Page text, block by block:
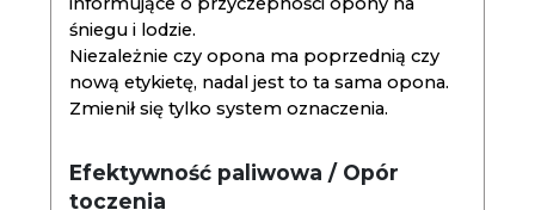
śniegu i lodzie.
Niezależnie czy opona ma poprzednią czy
nową etykietę, nadal jest to ta sama opona.
Zmienił się tylko system oznaczenia.
Efektywność paliwowa / Opór
toczenia